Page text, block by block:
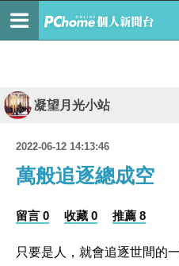
凝望月光小站
2022-06-12 14:13:46
萬般追逐總成空
留言 0 收藏 0 推薦 8
只要是人，就會追逐世間的